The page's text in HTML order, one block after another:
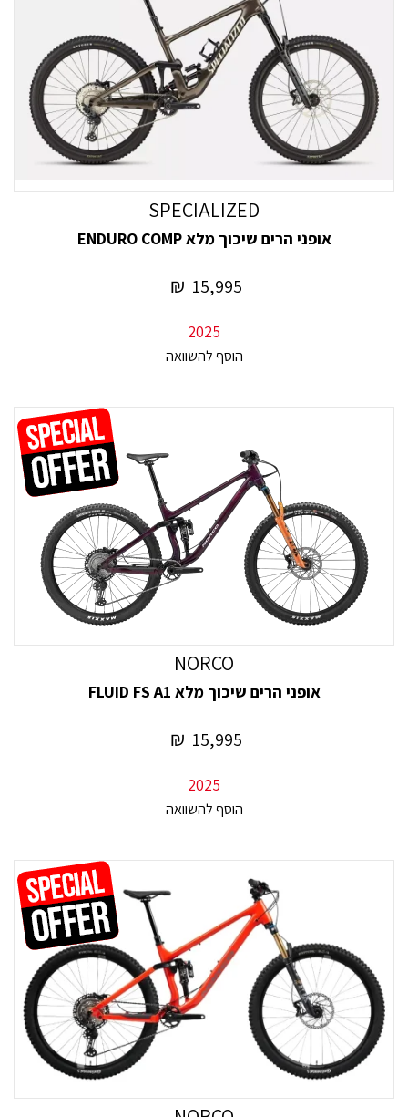
SPECIALIZED
אופני הרים שיכוך מלא ENDURO COMP
15,995
₪
2025
NORCO
אופני הרים שיכוך מלא FLUID FS A1
15,995
₪
2025